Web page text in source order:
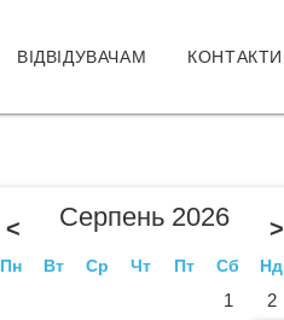
ВІДВІДУВАЧАМ КОНТАКТИ
Серпень 2026 >
<
Пн Вт Ср Чт Пт Сб Нд
1
2